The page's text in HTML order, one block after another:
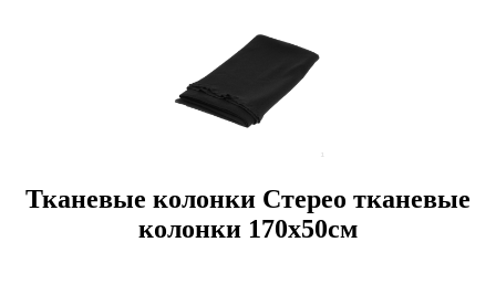
Тканевые колонки Стерео тканевые
колонки 170x50см